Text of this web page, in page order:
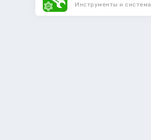
Инструменты и система